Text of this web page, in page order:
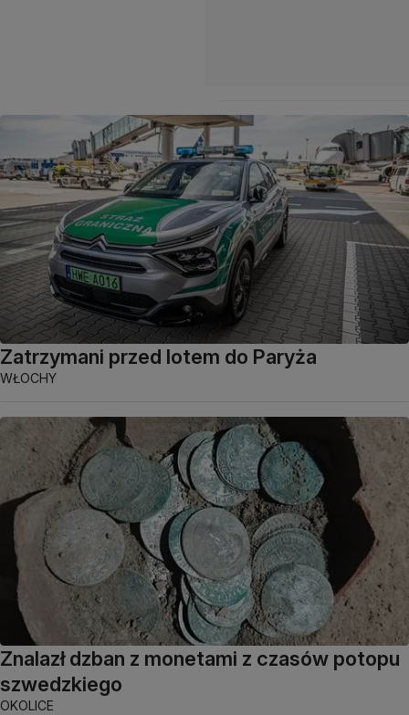
Zatrzymani przed lotem do Paryża
WŁOCHY
Znalazł dzban z monetami z czasów potopu
szwedzkiego
OKOLICE